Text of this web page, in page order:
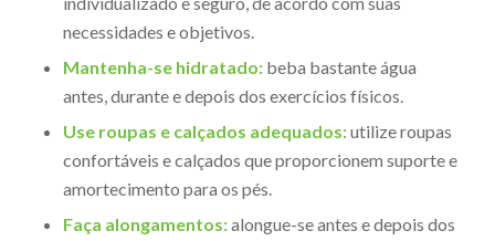
necessidades e objetivos.
Mantenha-se hidratado:beba bastante água
antes, durante e depois dos exercícios físicos.
Use roupas e calçados adequados:utilize roupas
confortáveis e calçados que proporcionem suporte e
amortecimento para os pés.
Faça alongamentos:alongue-se antes e depois dos